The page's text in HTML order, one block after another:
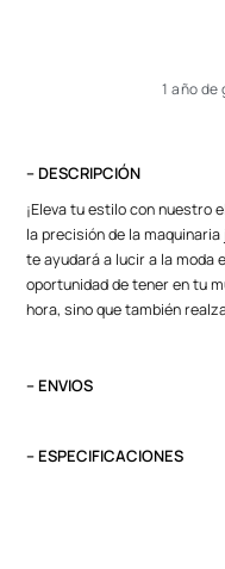
1 año
– DESCRIPCIÓN
¡Eleva tu estilo con nuestro
la precisión de la
te ayudará a lucir a la moda
oportunidad de tener en tu
hora, sino que también
– ENVIOS
2 a 4 días, provincias según
– ESPECIFICACIONES